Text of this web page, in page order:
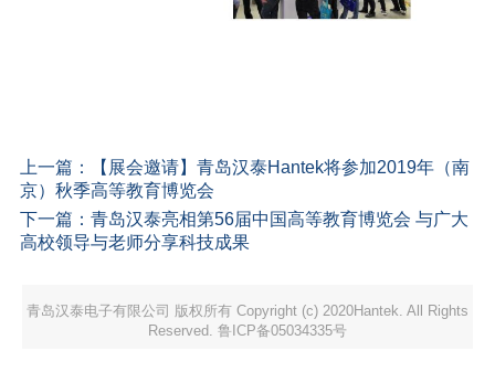
上一篇：
【展会邀请】青岛汉泰Hantek将参加2019年（南
京）秋季高等教育博览会
下一篇：青岛汉泰亮相第56届中国高等教育博览会 与广大
高校领导与老师分享科技成果
青岛汉泰电子有限公司 版权所有 Copyright (c) 2020Hantek. All Rights
Reserved. 鲁ICP备05034335号